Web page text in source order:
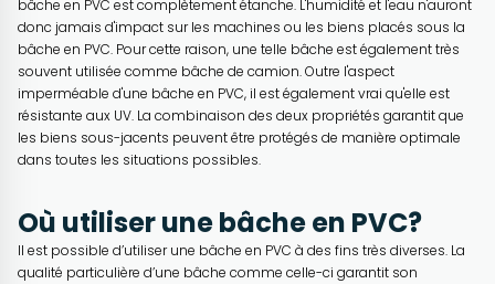
bâche en PVC est complètement étanche. L'humidité et l'eau n'auront
donc jamais d'impact sur les machines ou les biens placés sous la
bâche en PVC. Pour cette raison, une telle bâche est également très
souvent utilisée comme bâche de camion. Outre l'aspect
imperméable d'une bâche en PVC, il est également vrai qu'elle est
résistante aux UV. La combinaison des deux propriétés garantit que
les biens sous-jacents peuvent être protégés de manière optimale
dans toutes les situations possibles.
Où utiliser une bâche en PVC?
Il est possible d’utiliser une bâche en PVC à des fins très diverses. La
qualité particulière d’une bâche comme celle-ci garantit son